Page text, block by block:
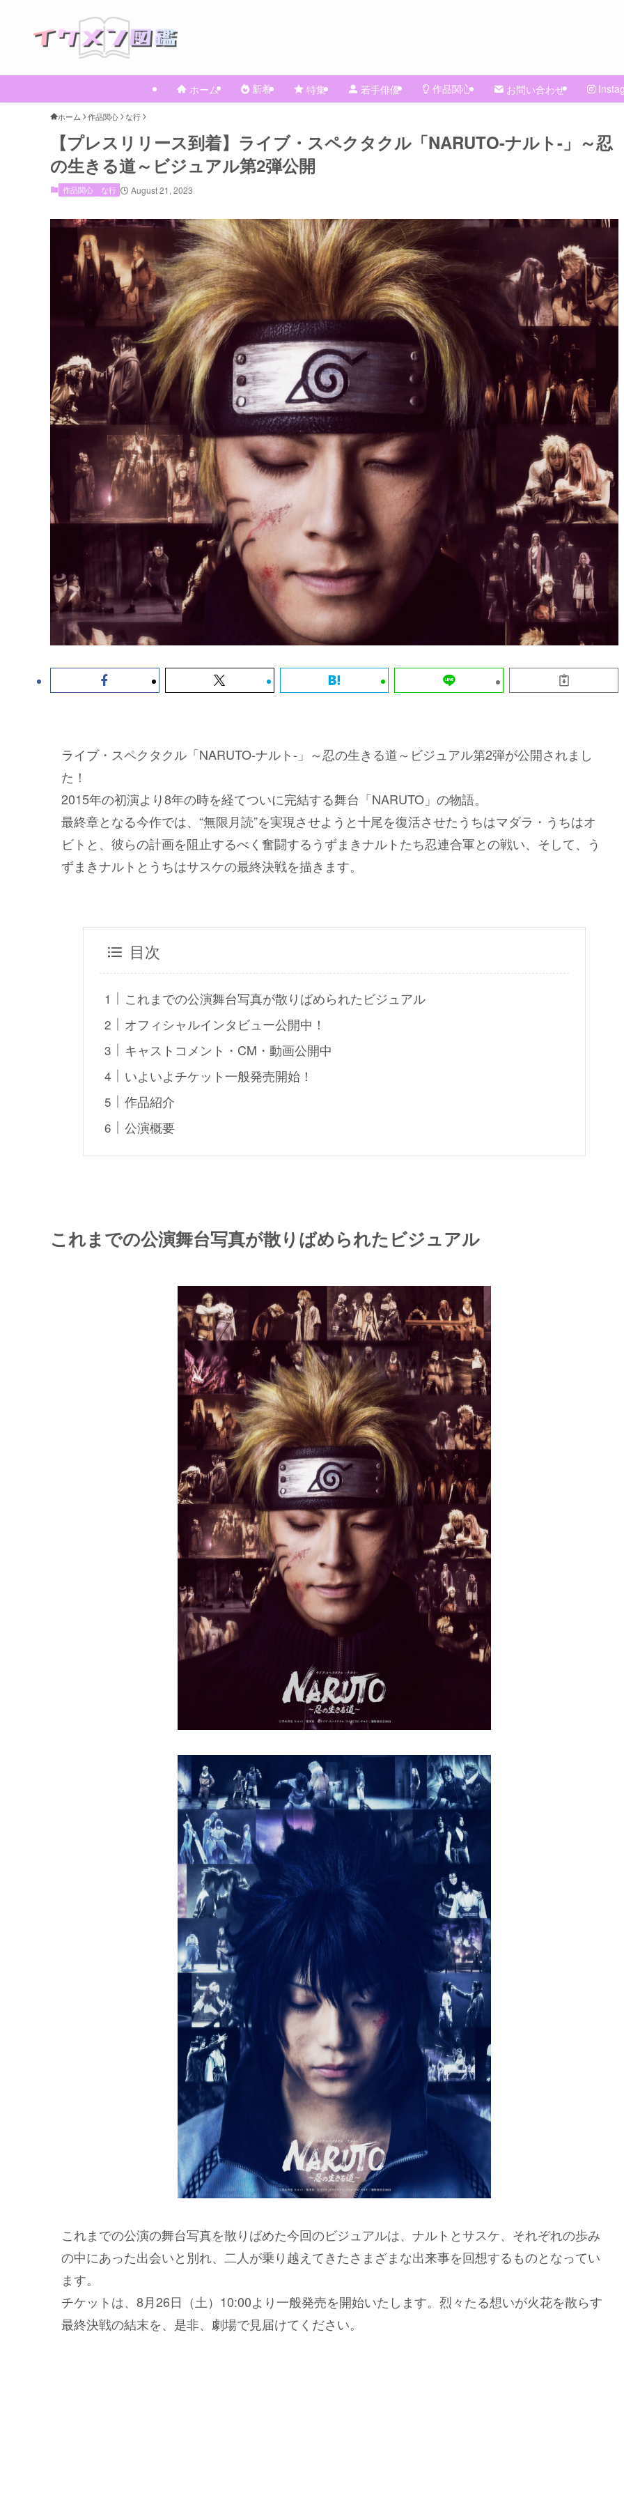
ホーム 新着 特集 若手俳優 作品関心 お問い合わせ
ホーム 作品関心 な行
【プレスリリース到着】ライブ・スペクタクル「NARUTO-ナルト-」～忍
の生きる道～ビジュアル第2弾公開
作品関心 な行 August 21, 2023
ライブ・スペクタクル「NARUTO-ナルト-」～忍の生きる道～ビジュアル第2弾が公開されまし
た！
2015年の初演より8年の時を経てついに完結する舞台「NARUTO」の物語。
最終章となる今作では、“無限月読”を実現させようと十尾を復活させたうちはマダラ・うちはオ
ビトと、彼らの計画を阻止するべく奮闘するうずまきナルトたち忍連合軍との戦い、そして、う
ずまきナルトとうちはサスケの最終決戦を描きます。
目次
これまでの公演舞台写真が散りばめられたビジュアル
オフィシャルインタビュー公開中！
キャストコメント・CM・動画公開中
いよいよチケット一般発売開始！
作品紹介
公演概要
これまでの公演舞台写真が散りばめられたビジュアル
これまでの公演の舞台写真を散りばめた今回のビジュアルは、ナルトとサスケ、それぞれの歩み
の中にあった出会いと別れ、二人が乗り越えてきたさまざまな出来事を回想するものとなってい
ます。
チケットは、8月26日（土）10:00より一般発売を開始いたします。烈々たる想いが火花を散らす
最終決戦の結末を、是非、劇場で見届けてください。